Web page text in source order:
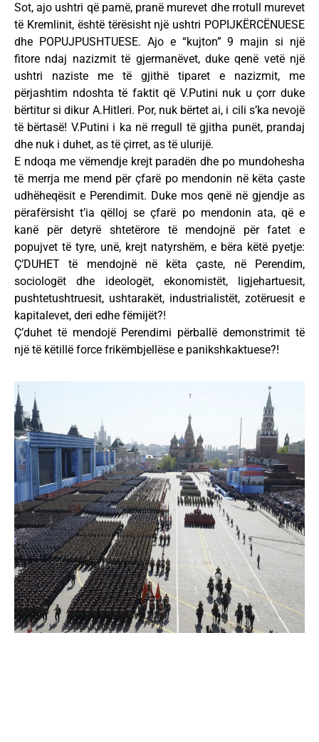
Sot, ajo ushtri që pamë, pranë murevet dhe rrotull murevet
të Kremlinit, është tërësisht një ushtri POPIJKËRCËNUESE
dhe POPUJPUSHTUESE. Ajo e “kujton” 9 majin si një
fitore ndaj nazizmit të gjermanëvet, duke qenë vetë një
ushtri naziste me të gjithë tiparet e nazizmit, me
përjashtim ndoshta të faktit që V.Putini nuk u çorr duke
bërtitur si dikur A.Hitleri. Por, nuk bërtet ai, i cili s’ka nevojë
të bërtasë! V.Putini i ka në rregull të gjitha punët, prandaj
dhe nuk i duhet, as të çirret, as të ulurijë.
E ndoqa me vëmendje krejt paradën dhe po mundohesha
të merrja me mend për çfarë po mendonin në këta çaste
udhëheqësit e Perendimit. Duke mos qenë në gjendje as
përafërsisht t’ia qëlloj se çfarë po mendonin ata, që e
kanë për detyrë shtetërore të mendojnë për fatet e
popujvet të tyre, unë, krejt natyrshëm, e bëra këtë pyetje:
Ç’DUHET të mendojnë në këta çaste, në Perendim,
sociologët dhe ideologët, ekonomistët, ligjehartuesit,
pushtetushtruesit, ushtarakët, industrialistët, zotëruesit e
kapitalevet, deri edhe fëmijët?!
Ç’duhet të mendojë Perendimi përballë demonstrimit të
një të këtillë force frikëmbjellëse e panikshkaktuese?!